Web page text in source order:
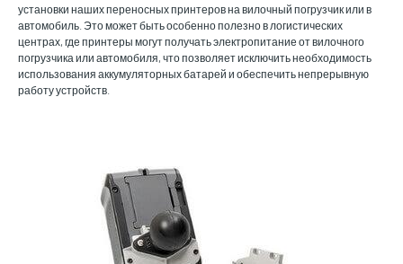
установки наших переносных принтеров на вилочный погрузчик или в
автомобиль. Это может быть особенно полезно в логистических
центрах, где принтеры могут получать электропитание от вилочного
погрузчика или автомобиля, что позволяет исключить необходимость
использования аккумуляторных батарей и обеспечить непрерывную
работу устройств.